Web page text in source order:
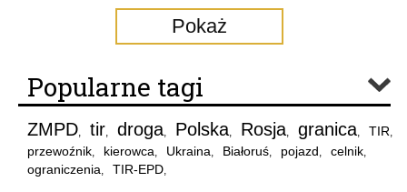
Pokaż
Popularne tagi
ZMPD, tir, droga, Polska, Rosja, granica, TIR,
przewoźnik, kierowca, Ukraina, Białoruś, pojazd, celnik,
ograniczenia, TIR-EPD,